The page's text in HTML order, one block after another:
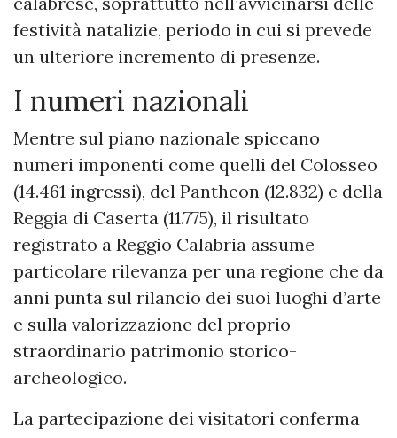
festività natalizie, periodo in cui si prevede
un ulteriore incremento di presenze.
I numeri nazionali
Mentre sul piano nazionale spiccano
numeri imponenti come quelli del Colosseo
(14.461 ingressi), del Pantheon (12.832) e della
Reggia di Caserta (11.775), il risultato
registrato a Reggio Calabria assume
particolare rilevanza per una regione che da
anni punta sul rilancio dei suoi luoghi d’arte
e sulla valorizzazione del proprio
straordinario patrimonio storico-
archeologico.
La partecipazione dei visitatori conferma